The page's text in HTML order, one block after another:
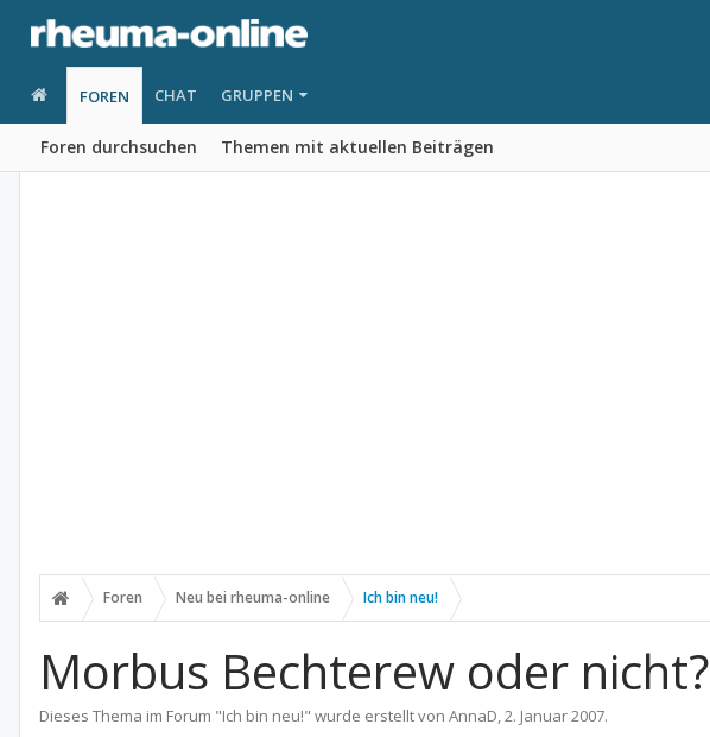
FOREN
Foren durchsuchen Themen mit aktuellen Beiträgen
CHAT GRUPPEN
Foren Neu bei rheuma-online Ich bin neu!
Morbus Bechterew oder nicht?
Dieses Thema im Forum "Ich bin neu!" wurde erstellt von AnnaD,2. Januar 2007.